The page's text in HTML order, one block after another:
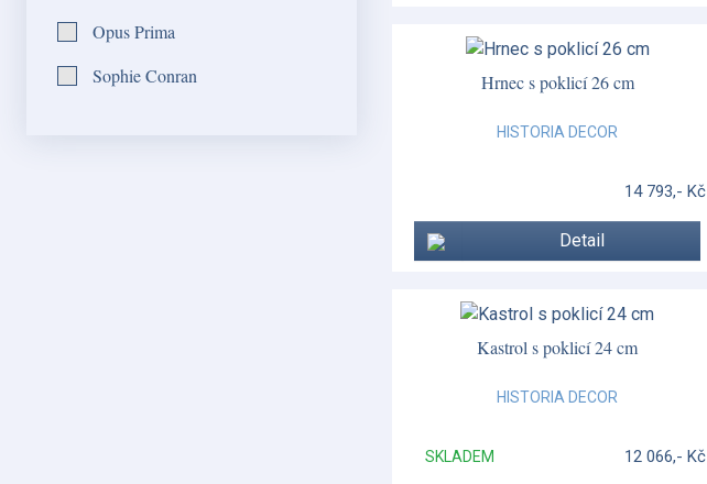
Hrnec s poklicí 26 cm
HISTORIA DECOR
14 793,- Kč
Detail
Kastrol s poklicí 24 cm
HISTORIA DECOR
SKLADEM 12 066,- Kč
Opus Prima
Sophie Conran